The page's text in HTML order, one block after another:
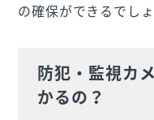
の確保ができるでしょ
防犯・監視カ
かるの？